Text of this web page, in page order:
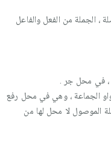
الجملة من الفعل والفاعل
، في محل جر .
الجماعة ، وهي في محل رفع
الموصول لا محل لها من